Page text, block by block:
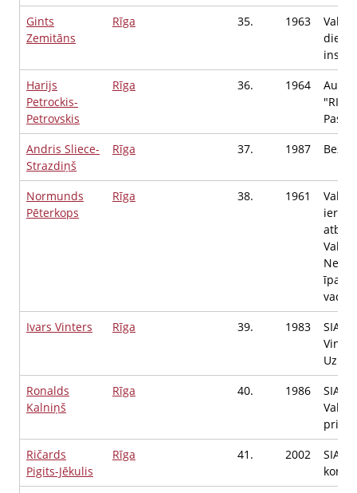
Gints
Zemitāns
Rīga 35. 1963
Harijs
Petrockis-
Petrovskis
Rīga 36. 1964
Andris Sliece-
Strazdiņš
Rīga 37. 1987
Normunds
Pēterkops
Rīga 38. 1961
Ivars Vinters
Rīga 39. 1983
SIA
Ronalds
Kalniņš
Rīga 40. 1986
SIA
Ričards
Pigits-Jēkulis
Rīga 41. 2002
SIA